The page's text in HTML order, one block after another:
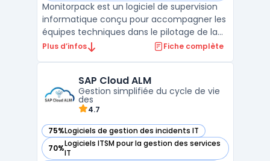
Monitorpack est un logiciel de supervision
informatique conçu pour accompagner les
équipes techniques dans le pilotage de la
performance et la continuité des
nativement à Power BI pour fournir des
tableaux de bord précis ...
Plus d’infos Fiche complète
SAP Cloud ALM
Gestion simplifiée du cycle de vie
des
4.7
75%Logiciels de gestion des incidents IT
— voir SAP Cloud ALM dans cette catégorie
70%Logiciels ITSM pour la gestion des services
IT
— voir SAP Cloud ALM dans cette catégorie